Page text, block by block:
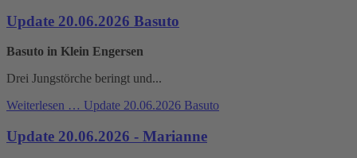
Update 20.06.2026 Basuto
Basuto in Klein Engersen
Drei Jungstörche beringt und...
Weiterlesen … Update 20.06.2026 Basuto
Update 20.06.2026 - Marianne